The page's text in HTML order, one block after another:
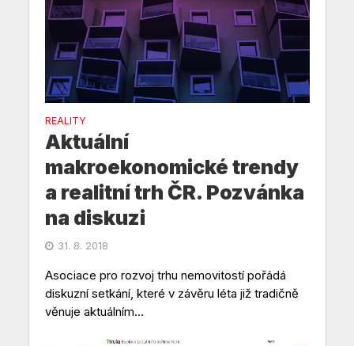
REALITY
Aktuální
makroekonomické trendy
a realitní trh ČR. Pozvánka
na diskuzi
31. 8. 2018
Asociace pro rozvoj trhu nemovitostí pořádá
diskuzní setkání, které v závěru léta již tradičně
věnuje aktuálním...